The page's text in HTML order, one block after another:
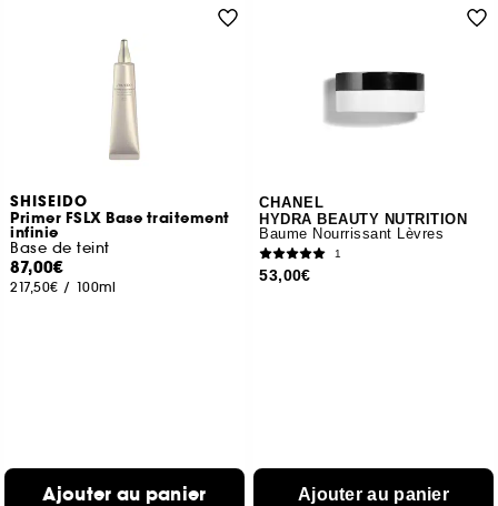
SHISEIDO
Primer FSLX Base traitement
infinie
Base de teint
87,00€
217,50€ / 100ml
Ajouter au panier
CHANEL
HYDRA BEAUTY NUTRITION
Baume Nourrissant Lèvres
1
53,00€
Ajouter au panier